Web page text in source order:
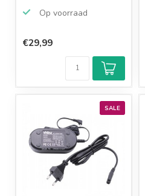
DR-...Op voorraad
€29,99
SALE